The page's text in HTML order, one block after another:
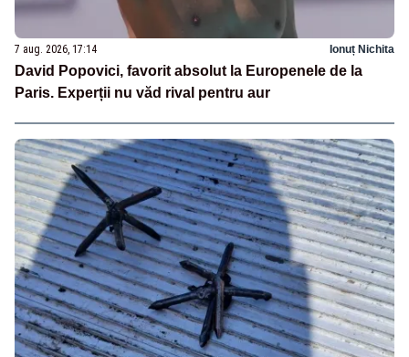
7 aug. 2026, 17:14 Ionuț Nichita
David Popovici, favorit absolut la Europenele de la
Paris. Experții nu văd rival pentru aur